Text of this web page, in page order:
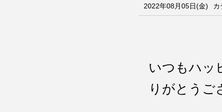
2022年08月05日(金) カ
いつもハッ
りがとうご